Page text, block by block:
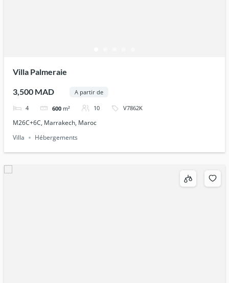
Villa Palmeraie
3,500 MAD A partir de
4 600 m² 10 V7862K
M26C+6C, Marrakech, Maroc
Villa
Hébergements